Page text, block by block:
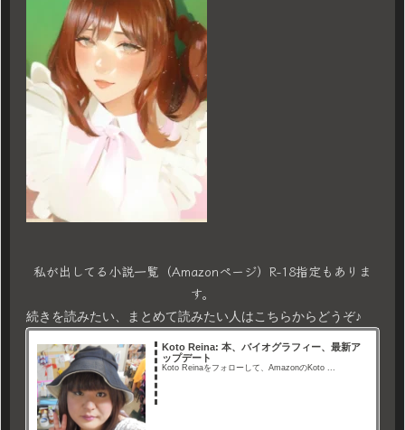
私が出してる小説一覧（Amazonページ）R-18指定もありま
す。
続きを読みたい、まとめて読みたい人はこちらからどうぞ♪
Koto Reina: 本、バイオグラフィー、最新ア
ップデート
Koto Reinaをフォローして、AmazonのKoto ...